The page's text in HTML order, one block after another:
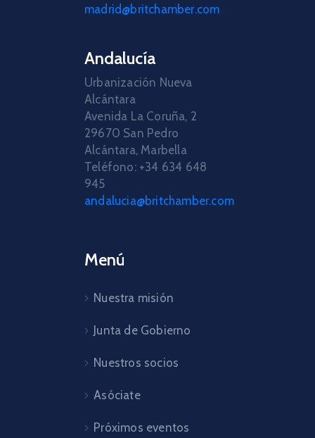
madrid@britchamber.com
Andalucía
Urbanización Nueva
Alcántara
Avenida La Coruña, 2
29670 San Pedro
Alcántara, Marbella
Teléfono: +34 634 648
945
andalucia@britchamber.com
Menú
Nuestra misión
Junta de Gobierno
Nuestros socios
Asóciate
Próximos eventos